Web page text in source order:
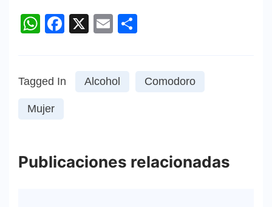
WhatsApp
Facebook
X Email
Tagged In Alcohol Comodoro
Mujer
Publicaciones relacionadas